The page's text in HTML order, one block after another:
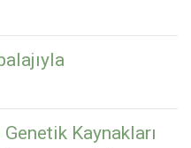
Kaynakları